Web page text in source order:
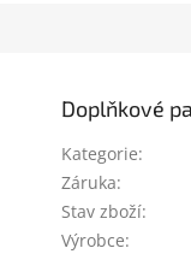
Doplňkové
Kategorie:
Záruka:
Stav zboží:
Výrobce: